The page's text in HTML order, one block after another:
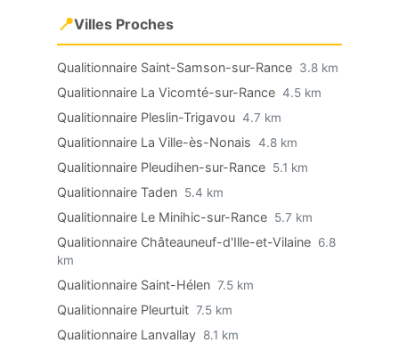
📍Villes Proches
Qualitionnaire Saint-Samson-sur-Rance 3.8 km
Qualitionnaire La Vicomté-sur-Rance 4.5 km
Qualitionnaire Pleslin-Trigavou 4.7 km
Qualitionnaire La Ville-ès-Nonais 4.8 km
Qualitionnaire Pleudihen-sur-Rance 5.1 km
Qualitionnaire Taden 5.4 km
Qualitionnaire Le Minihic-sur-Rance 5.7 km
Qualitionnaire Châteauneuf-d'Ille-et-Vilaine 6.8
km
Qualitionnaire Saint-Hélen 7.5 km
Qualitionnaire Pleurtuit 7.5 km
Qualitionnaire Lanvallay 8.1 km